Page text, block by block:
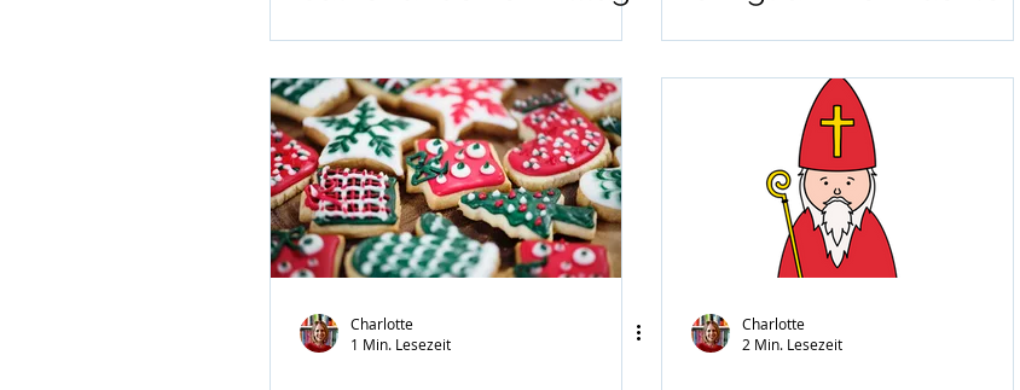
Charlotte
1 Min. Lesezeit
Charlotte
2 Min. Lesezeit